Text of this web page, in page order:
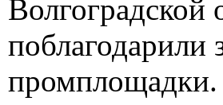
Волгоградской
поблагодарили
промплощадки.